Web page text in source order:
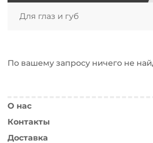
Для глаз и губ
По вашему запросу ничего не
О нас
Контакты
Доставка